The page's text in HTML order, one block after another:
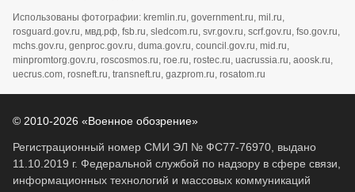
Использованы фотографии: kremlin.ru, government.ru, mil.ru,
rosguard.gov.ru, мвд.рф, fsb.ru, sledcom.ru, svr.gov.ru, scrf.gov.ru, fso.gov.ru,
mchs.gov.ru, genproc.gov.ru, duma.gov.ru, council.gov.ru, mid.ru,
minpromtorg.gov.ru, roscosmos.ru, roe.ru, rostec.ru, uacrussia.ru, aoosk.ru,
uecrus.com, rosneft.ru, transneft.ru, gazprom.ru, rosatom.ru
© 2010-2026 «Военное обозрение»
Регистрационный номер СМИ ЭЛ № ФС77-76970, выдано
11.10.2019 г. Федеральной службой по надзору в сфере связи,
информационных технологий и массовых коммуникаций